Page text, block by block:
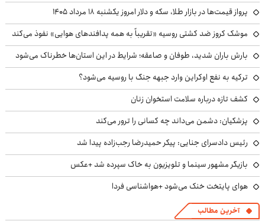
پرواز قیمت‌ها در بازار طلا، سکه و دلار امروز یکشنبه ۱۸ مرداد ۱۴۰۵
موشک کروز ضد کشتی روسیه «تقریباً به همه پدافندهای هوایی» نفوذ می‌کند
بارش باران شدید، طوفان و صاعقه؛ شرایط در این استان‌ها خطرناک می‌شود
ترکیه به نفع اوکراین وارد جبهه جنگ با روسیه می‌شود؟
کشف تازه درباره سلامت استخوان زنان
پزشکیان: دشمن می‌داند چه کسانی را ترور می‌کند
رئیس دادسرای جنایی: پیکر حمیدرضا رجب‌زاده پیدا شد
بازیگر مشهور سینما و تلویزیون به خاک سپرده شد +عکس
هوای پایتخت خنک می‌شود +هواشناسی فردا
آخرین مطالب